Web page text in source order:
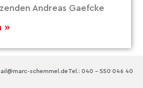
Andreas Gaefcke
»
Tel.: 040 – 550 046 40
schemmel.de